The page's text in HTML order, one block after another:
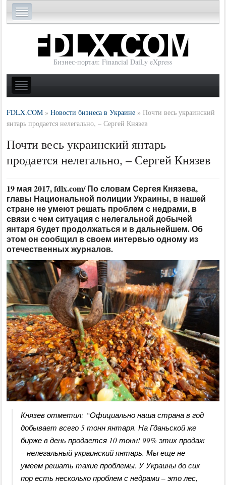
Бизнес-портал: Financial DaiLy eXpress
FDLX.COM »Новости бизнеса в Украине »Почти весь украинский
янтарь продается нелегально, – Сергей Князев
Почти весь украинский янтарь
продается нелегально, – Сергей Князев
19 мая 2017, fdlx.com/ По словам Сергея Князева,
главы Национальной полиции Украины, в нашей
стране не умеют решать проблем с недрами, в
связи с чем ситуация с нелегальной добычей
янтаря будет продолжаться и в дальнейшем. Об
этом он сообщил в своем интервью одному из
отечественных журналов.
Князев отметил: “Официально наша страна в год
добывает всего 5 тонн янтаря. На Гданьской же
бирже в день продается 10 тонн! 99% этих продаж
– нелегальный украинский янтарь. Мы еще не
умеем решать такие проблемы. У Украины до сих
пор есть несколько проблем с недрами – это лес,